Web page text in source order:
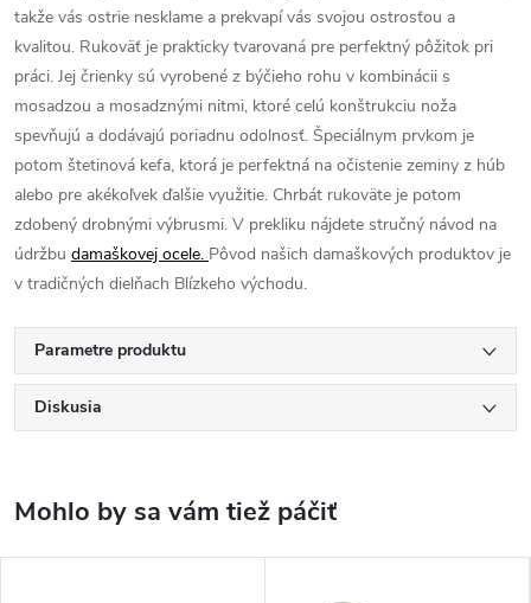
takže vás ostrie nesklame a prekvapí vás svojou ostrosťou a
kvalitou. Rukoväť je prakticky tvarovaná pre perfektný pôžitok pri
práci. Jej črienky sú vyrobené z býčieho rohu v kombinácii s
mosadzou a mosadznými nitmi, ktoré celú konštrukciu noža
spevňujú a dodávajú poriadnu odolnosť. Špeciálnym prvkom je
potom štetinová kefa, ktorá je perfektná na očistenie zeminy z húb
alebo pre akékoľvek ďalšie využitie. Chrbát rukoväte je potom
zdobený drobnými výbrusmi. V prekliku nájdete stručný návod na
údržbu damaškovej ocele. Pôvod našich damaškových produktov je
v tradičných dielňach Blízkeho východu.
Parametre produktu
Diskusia